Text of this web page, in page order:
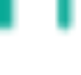
ョ